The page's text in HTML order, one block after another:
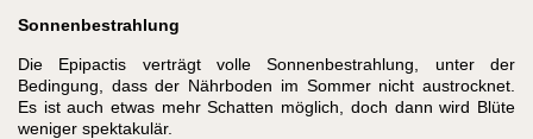
Sonnenbestrahlung
Die Epipactis verträgt volle Sonnenbestrahlung, unter der
Bedingung, dass der Nährboden im Sommer nicht austrocknet.
Es ist auch etwas mehr Schatten möglich, doch dann wird Blüte
weniger spektakulär.